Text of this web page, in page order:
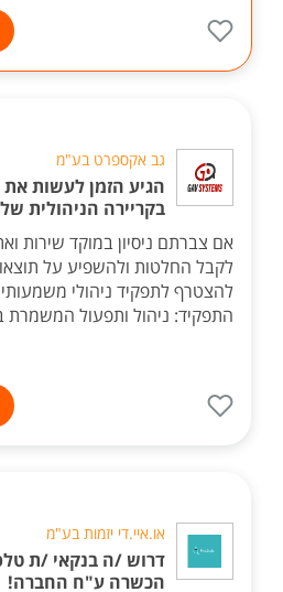
גב אקספרט בע"מ
הגיע הזמן לעשות
בקריירה הניהולית
אם צברתם ניסיון במוקד שירות
לקבל החלטות ולהשפיע על
להצטרף לתפקיד ניהולי
התפקיד: ניהול ותפעול המשמרת
או.איי.די יזמות בע"מ
דרוש /ה בנקאי /ת
הכשרה ע"ח החברה!